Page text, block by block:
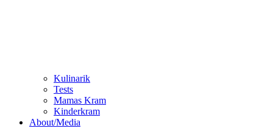
Kulinarik
Tests
Mamas Kram
Kinderkram
About/Media